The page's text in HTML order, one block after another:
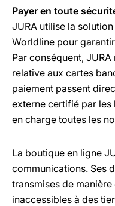
Payer en toute
JURA utilise la
Worldline pour
Par conséquent,
relative aux cartes
paiement passent
externe certifié par les
en charge toutes les
La boutique en ligne
communications. Ses
transmises de
inaccessibles à des